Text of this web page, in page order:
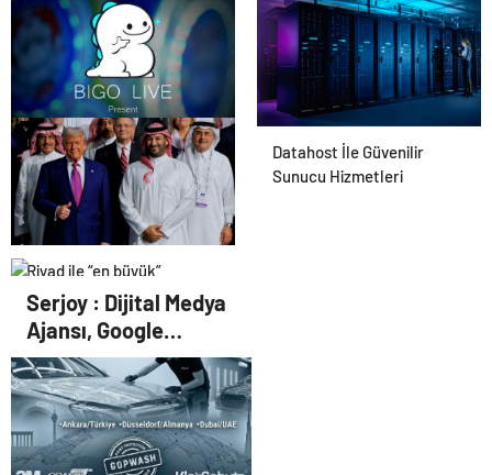
Bigo Elmas Bayi – Güvenli,
Hızlı ve Uygun Fiyatlı Elmas
Satın Almanın Yeni Adresi
Datahost İle Güvenilir
Sunucu Hizmetleri
Riyad ile “en büyük”
savunma anlaşması:
“Trump, dünyaya bir mesaj
gönderdi”
Serjoy : Dijital Medya
Ajansı, Google
Reklam Ajansı, SEO
Ajansı ve Web
Tasarım Ajansı